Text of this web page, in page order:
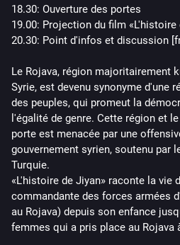
18.30: Ouverture des portes
19.00: Projection du film «L'histoire
20.30: Point d'infos et discussion
Le Rojava, région majoritairement
Syrie, est devenu synonyme d'une
des peuples, qui promeut la
l'égalité de genre. Cette région et
porte est menacée par une
gouvernement syrien, soutenu par
Turquie.
«L'histoire de Jiyan» raconte la vie
commandante des forces armées
au Rojava) depuis son enfance
femmes qui a pris place au Rojava